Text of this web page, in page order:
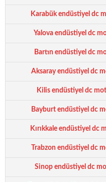
Karabük endüstiyel dc
Yalova endüstiyel dc
Bartın endüstiyel dc
Aksaray endüstiyel dc
Kilis endüstiyel dc
Bayburt endüstiyel dc
Kırıkkale endüstiyel dc
Trabzon endüstiyel dc
Sinop endüstiyel dc